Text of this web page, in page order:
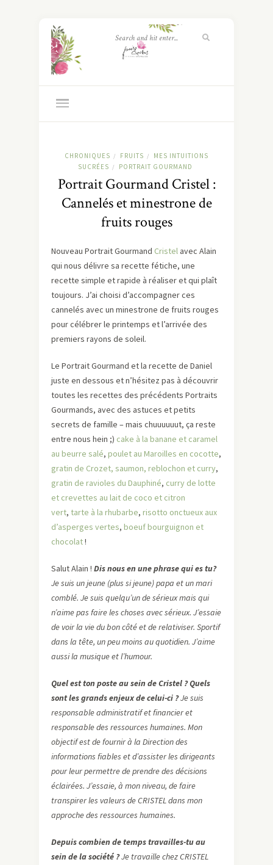
CHRONIQUES / FRUITS /
MES INTUITIONS
SUCRÉES / PORTRAIT GOURMAND
Portrait Gourmand Cristel :
Cannelés et minestrone de
fruits rouges
Nouveau Portrait Gourmand Cristel avec Alain
qui nous délivre sa recette fétiche, une
recette simple et rapide à réaliser et qui plaît
toujours. J’ai choisi d’accompagner ces
cannelés avec un minestrone de fruits rouges
pour célébrer le printemps et l’arrivée des
premiers rayons de soleil.
Le Portrait Gourmand et la recette de Daniel
juste en dessous et n’hésitez pas à découvrir
toutes les recettes des précédents Portraits
Gourmands, avec des astuces et petits
secrets de famille – mais chuuuuuut, ça reste
entre nous hein ;) cake à la banane et caramel
au beurre salé, poulet au Maroilles en cocotte,
gratin de Crozet, saumon, reblochon et curry,
gratin de ravioles du Dauphiné, curry de lotte
et crevettes au lait de coco et citron
vert, tarte à la rhubarbe, risotto onctueux aux
d’asperges vertes, boeuf bourguignon et
chocolat!
Salut Alain ! Dis nous en une phrase qui es tu?
Je suis un jeune (plus si jeune) papa et un mari
comblé. Je suis quelqu’un de sérieux mais qui
n’aime pas faire les choses avec sérieux. J’essaie
de voir la vie du bon côté et de relativiser. Sportif
dans la tête, un peu moins au quotidien. J’aime
aussi la musique et l’humour.
Quel est ton poste au sein de Cristel ? Quels
sont les grands enjeux de celui-ci ?Je suis
responsable administratif et financier et
responsable des ressources humaines. Mon
objectif est de fournir à la Direction des
informations fiables et d’assister les dirigeants
pour leur permettre de prendre des décisions
éclairées. J’essaie, à mon niveau, de faire
transpirer les valeurs de CRISTEL dans mon
approche des ressources humaines.
Depuis combien de temps travailles-tu au
sein de la société ?Je travaille chez CRISTEL